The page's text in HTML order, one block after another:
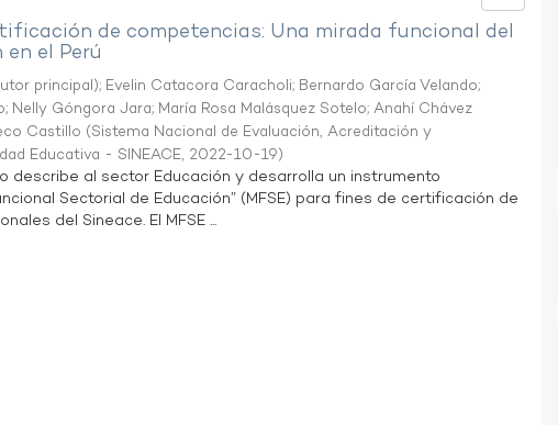
de competencias: Una mirada funcional del
el Perú
principal); Evelin Catacora Caracholi; Bernardo García Velando;
; Nelly Góngora Jara; María Rosa Malásquez Sotelo;Anahí Chávez
Castillo (Sistema Nacional de Evaluación, Acreditación y
Educativa - SINEACE, 2022-10-19)
describe al sector Educación y desarrolla un instrumento
Sectorial de Educación” (MFSE) para fines de certificación de
del Sineace. El MFSE ...